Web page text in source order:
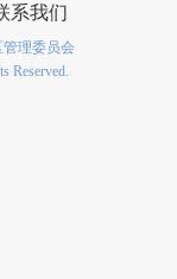
系我们
理委员会
Reserved.